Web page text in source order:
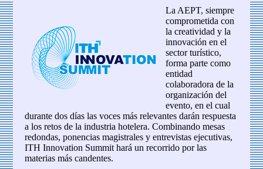
La AEPT, siempre
comprometida con
la creatividad y la
innovación en el
sector turístico,
forma parte como
entidad
colaboradora de la
organización del
evento, en el cual
durante dos días las voces más relevantes darán respuesta
a los retos de la industria hotelera. Combinando mesas
redondas, ponencias magistrales y entrevistas ejecutivas,
ITH Innovation Summit hará un recorrido por las
materias más candentes.